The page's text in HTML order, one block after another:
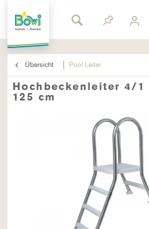
Übersicht Pool Leiter
Hochbeckenleiter 4/1
125 cm